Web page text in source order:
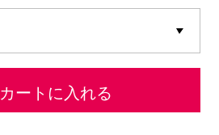
カートに入れる